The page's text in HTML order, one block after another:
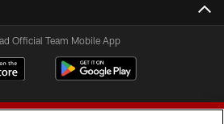
Official Team Mobile App